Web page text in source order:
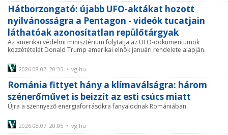
Hátborzongató: újabb UFO-aktákat hozott
nyilvánosságra a Pentagon - videók tucatjain
láthatóak azonosítatlan repülőtárgyak
Az amerikai védelmi minisztérium folytatja az UFO-dokumentumok
közzétételét Donald Trump amerikai elnök januári rendelete alapján.
2026.08.07. 20:35 • vg.hu
Románia fittyet hány a klímaválságra: három
szénerőművet is beizzít az esti csúcs miatt
Újra a szennyező energiaforrásokra fanyalodnak Romániában.
2026.08.07. 20:05 • vg.hu